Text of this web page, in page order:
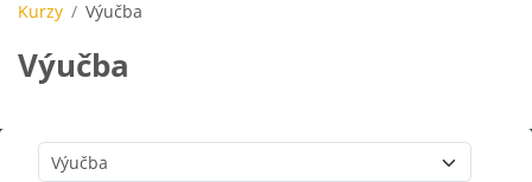
Kurzy Výučba
Výučba